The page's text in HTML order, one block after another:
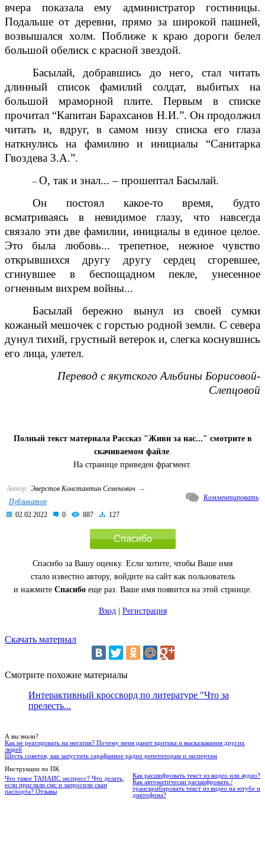
вчера показала ему администратор гостиницы.
Подальше от деревни, прямо за широкой пашней,
возвышался холм. Поближе к краю дороги белел
большой обелиск с красной звездой.
Басылай, добравшись до него, стал читать
длинный список фамилий солдат, выбитых на
большой мраморной плите. Первым в списке
прочитал “Капитан Барахсанов Н.И.”. Он продолжил
читать и, вдруг, в самом низу списка его глаза
наткнулись на фамилию и инициалы “Санитарка
Гвоздева З.А.”.
–О, так и знал... – прошептал Басылай.
Он постоял какое-то время, будто
всматриваясь в невидимое глазу, что навсегда
связало эти две фамилии, инициалы в единое целое.
Это была любовь... трепетное, нежное чувство
открывшихся другу другу сердец сгоревшее,
сгинувшее в беспощадном пекле, унесенное
огненным вихрем войны...
Басылай бережно вынул из своей сумки
кожаный мешочек с горстью родной земли. С севера
дунул тихий, грустный ветерок и, слегка коснувшись
его лица, улетел.
Перевод с якутского Альбины Борисовой-
Слепцовой
Полный текст материала Рассказ "Живи за нас..." смотрите в
скачиваемом файле.
На странице приведен фрагмент.
Автор: Эверстов Константин Семенович →
Публикатор
02.02.2022
0 887 127
Комментировать
Спасибо
Спасибо за Вашу оценку. Если хотите, чтобы Ваше имя
стало известно автору, войдите на сайт как пользователь
и нажмите Спасибоеще раз. Ваше имя появится на этой стрнице.
Вход| Регистрация
Скачать материал
Смотрите похожие материалы
Интерактивный кроссворд по литературе "Что за
прелесть...
А вы знали?
Как не реагировать на негатив? Почему меня ранит критика и высказывания других
людей
Шесть советов, как запустить сарафанное радио репетиторам и экспертам
Инструкции по ПК
Что такое ТАНАИС экспресс? Что делать,
если прислали смс и запросили скан
паспорта? Отзывы
Как расшифровать текст из видео или аудио?
Как автоматически расшифровать /
транскрибировать текст из видео на ютубе и
диктофона?